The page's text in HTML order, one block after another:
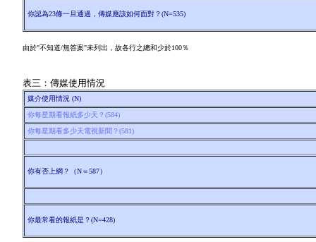
你認為23條一旦通過，傳媒應該如何面對？(N=535)
由於"不知道/無答案"未列出，故各行之總和少於100％
表三：傳媒使用情況
媒介使用情況 (N)
你每星期看報紙多少天？(584)
你每星期看多少天電視新聞？(581)
你有否上網？（N＝587）
你最常看的報紙是？(N=428)